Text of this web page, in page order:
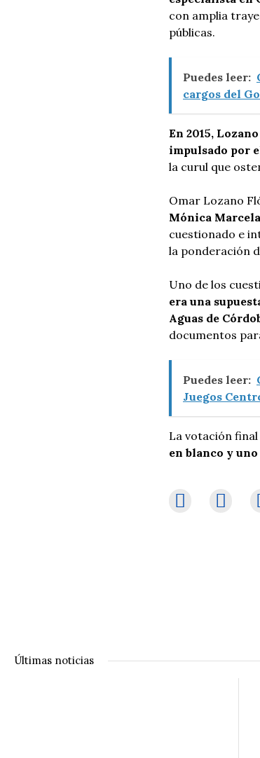
con amplia
públicas.
Puedes leer:
cargos del
En 2015,
impulsado por
la curul que
Omar Lozano
Mónica
cuestionado e
la ponderación
Uno de los
era una
Aguas de
documentos
Puedes leer:
Juegos
La votación
en blanco y
Últimas noticias